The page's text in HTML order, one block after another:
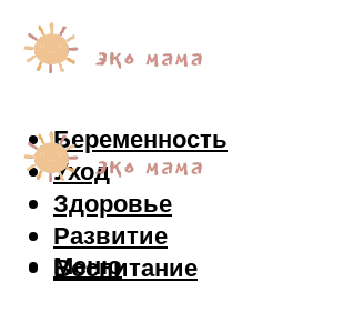
Беременность
Уход
Здоровье
Развитие
Воспитание
Меню